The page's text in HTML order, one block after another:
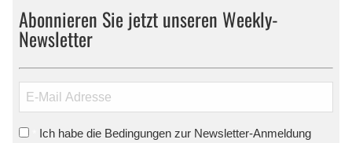
Abonnieren Sie jetzt unseren Weekly-
Newsletter
Ich habe die Bedingungen zur Newsletter-Anmeldung